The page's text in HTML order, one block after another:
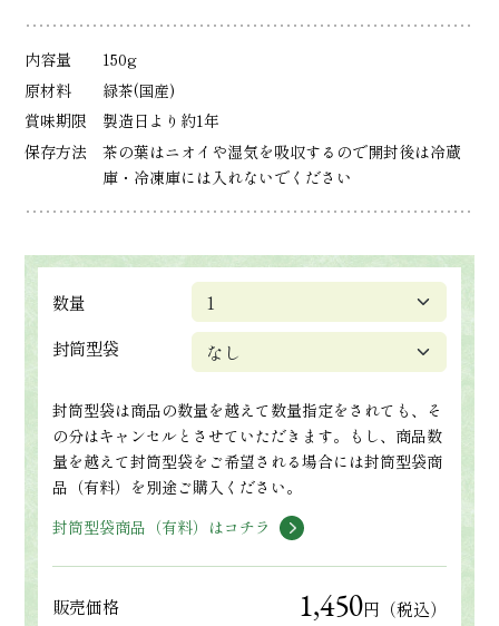
内容量
150g
原材料
緑茶(国産)
賞味期限
製造日より約1年
保存方法
茶の葉はニオイや湿気を吸収するので開封後は冷蔵
庫・冷凍庫には入れないでください
数量
封筒型袋
封筒型袋は商品の数量を越えて数量指定をされても、そ
の分はキャンセルとさせていただきます。もし、商品数
量を越えて封筒型袋をご希望される場合には封筒型袋商
品（有料）を別途ご購入ください。
封筒型袋商品（有料）はコチラ
販売価格 1,450円（税込）